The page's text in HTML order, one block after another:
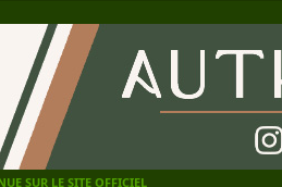
SUR LE SITE OFFICIEL